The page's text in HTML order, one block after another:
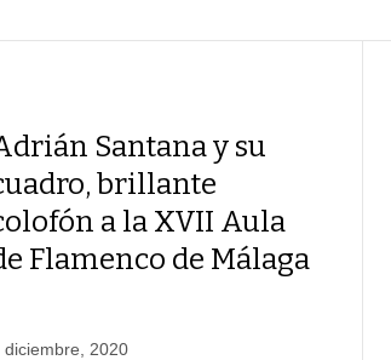
Santana y su
brillante
a la XVII Aula
Flamenco de Málaga
diciembre, 2020